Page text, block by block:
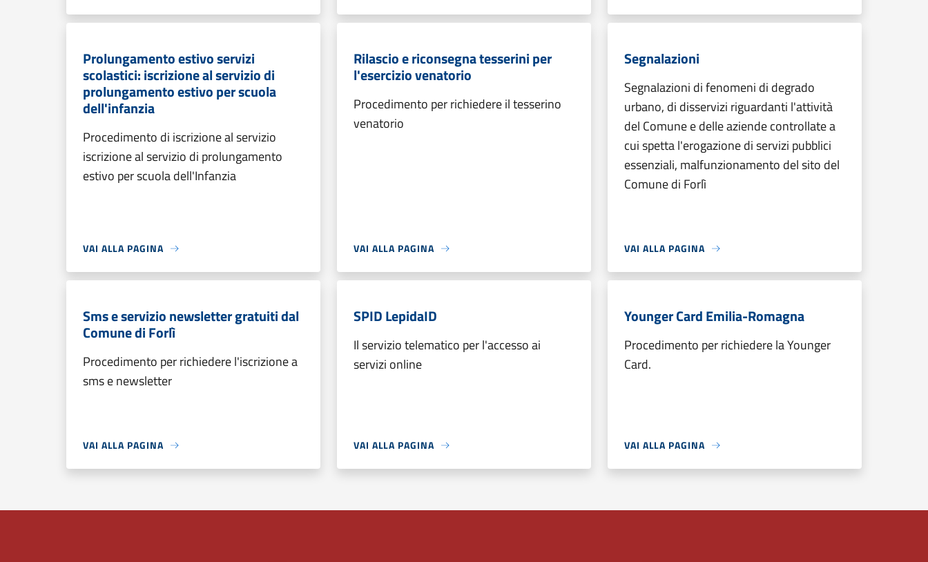
Prolungamento estivo servizi
scolastici: iscrizione al servizio di
prolungamento estivo per scuola
dell'infanzia
Procedimento di iscrizione al servizio
iscrizione al servizio di prolungamento
estivo per scuola dell'Infanzia
VAI ALLA PAGINA
Rilascio e riconsegna tesserini per
l'esercizio venatorio
Procedimento per richiedere il tesserino
venatorio
VAI ALLA PAGINA
Segnalazioni
Segnalazioni di fenomeni di degrado
urbano, di disservizi riguardanti l'attività
del Comune e delle aziende controllate a
cui spetta l'erogazione di servizi pubblici
essenziali, malfunzionamento del sito del
Comune di Forlì
VAI ALLA PAGINA
Sms e servizio newsletter gratuiti dal
Comune di Forlì
Procedimento per richiedere l'iscrizione a
sms e newsletter
VAI ALLA PAGINA
SPID LepidaID
Il servizio telematico per l'accesso ai
servizi online
VAI ALLA PAGINA
Younger Card Emilia-Romagna
Procedimento per richiedere la Younger
Card.
VAI ALLA PAGINA